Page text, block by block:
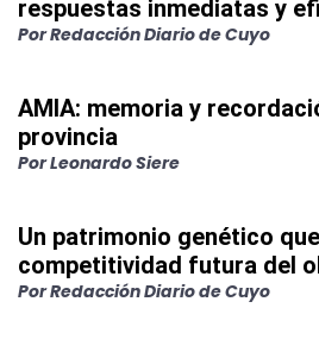
respuestas inmediatas y
PorRedacción Diario de Cuyo
AMIA: memoria y
provincia
PorLeonardo Siere
Un patrimonio genético
competitividad futura del
PorRedacción Diario de Cuyo